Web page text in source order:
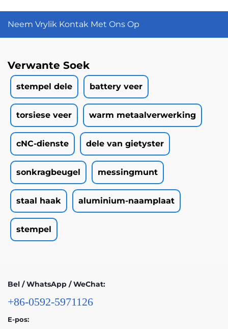
Neem Vrylik Kontak Met Ons Op
Verwante Soek
stempel dele battery veer
torsiese veer warm metaalverwerking
cNC-dienste dele van gietyster
sonkragbeugel messingmunt
staal haak aluminium-naamplaat
stempel
Bel / WhatsApp / WeChat:
+86-0592-5971126
E-pos: